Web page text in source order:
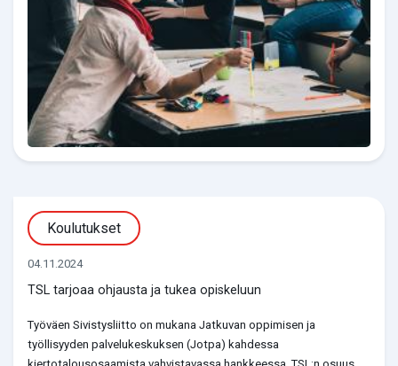
Koulutukset
04.11.2024
TSL tarjoaa ohjausta ja tukea opiskeluun
Työväen Sivistysliitto on mukana Jatkuvan oppimisen ja
työllisyyden palvelukeskuksen (Jotpa) kahdessa